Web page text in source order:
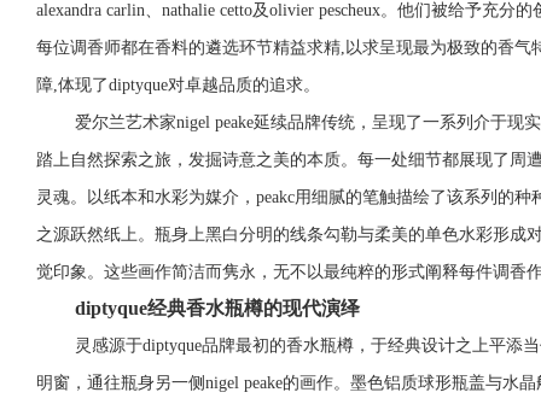
alexandra carlin、nathalie cetto及olivier pescheux。他们被给予充分的
每位调香师都在香料的遴选环节精益求精,以求呈现最为极致的香
障,体现了diptyque对卓越品质的追求。
爱尔兰艺术家nigel peake延续品牌传统，呈现了一系列介于现
踏上自然探索之旅，发掘诗意之美的本质。每一处细节都展现了周
灵魂。以纸本和水彩为媒介，peakc用细腻的笔触描绘了该系列的
之源跃然纸上。瓶身上黑白分明的线条勾勒与柔美的单色水彩形成
觉印象。这些画作简洁而隽永，无不以最纯粹的形式阐释每件调香
diptyque经典香水瓶樽的现代演绎
灵感源于diptyque品牌最初的香水瓶樽，于经典设计之上平添
明窗，通往瓶身另一侧nigel peake的画作。墨色铝质球形瓶盖与水